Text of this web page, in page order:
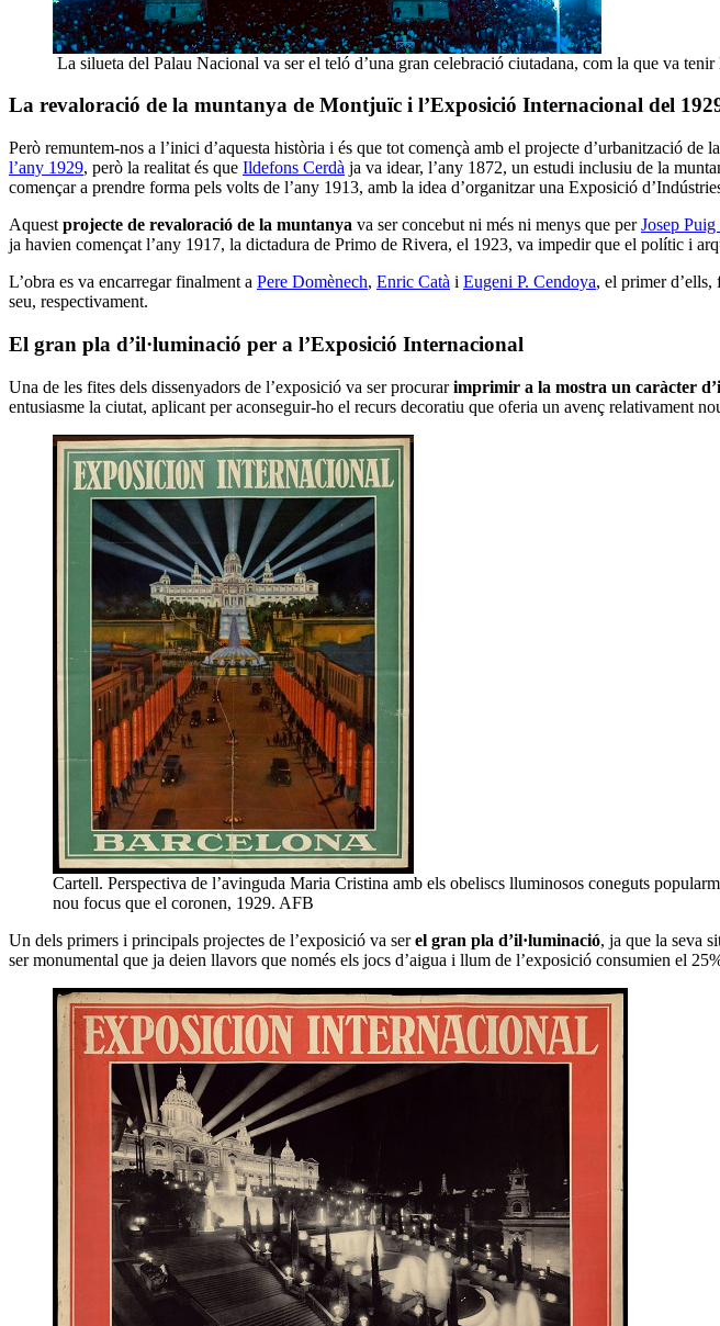
La silueta del Palau Nacional va ser el teló d’una gran celebració ciutadana, com la que va
La revaloració de la muntanya de Montjuïc i l’Exposició Internacional del
Però remuntem-nos a l’inici d’aquesta història i és que tot començà amb el projecte d’urbanització
l’any 1929, però la realitat és que Ildefons Cerdà ja va idear, l’any 1872, un estudi inclusiu de la
començar a prendre forma pels volts de l’any 1913, amb la idea d’organitzar una Exposició
Aquest projecte de revaloració de la muntanya va ser concebut ni més ni menys que perJosep
ja havien començat l’any 1917, la dictadura de Primo de Rivera, el 1923, va impedir que el polític i
L’obra es va encarregar finalment a Pere Domènech, Enric Catà i Eugeni P. Cendoya, el primer
seu, respectivament.
El gran pla d’il·luminació per a l’Exposició Internacional
Una de les fites dels dissenyadors de l’exposició va ser procurarimprimir a la mostra un caràcter
entusiasme la ciutat, aplicant per aconseguir-ho el recurs decoratiu que oferia un avenç relativament
Cartell. Perspectiva de l’avinguda Maria Cristina amb els obeliscs lluminosos coneguts
nou focus que el coronen, 1929. AFB
Un dels primers i principals projectes de l’exposició va serel gran pla d’il·luminació, ja que la seva
ser monumental que ja deien llavors que només els jocs d’aigua i llum de l’exposició consumien el